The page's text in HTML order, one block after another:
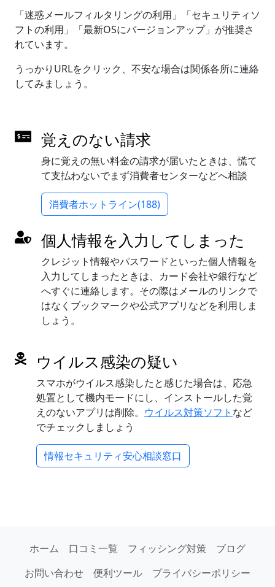
「迷惑メールフィルタリングの利用」「セキュリティソ
フトの利用」「最新OSにバージョンアップ」が推奨さ
れています。
うっかりURLをクリック、不安な場合は関係各所に連絡
してみましょう。
覚えのない請求
身に覚えの無い料金の請求が届いたときは、慌て
て支払わないでまず消費者センターなどへ相談
消費者ホットライン(188)
個人情報を入力してしまった
クレジット情報やパスワードといった個人情報を
入力してしまったときは、カード会社や銀行など
へすぐに連絡します。その際はメールのリンクで
はなくブックマークや公式アプリなどを利用しま
しょう。
ウイルス感染の疑い
スマホがウイルス感染したと感じた場合は、応急
処置として機内モードにし、インストールした覚
えのないアプリは削除。 ウイルス対策ソフト など
でチェックしましょう
情報セキュリティ安心相談窓口
ホーム 口コミ一覧 フィッシング対策
ブログ
お問い合わせ
便利ツール プライバシーポリシー